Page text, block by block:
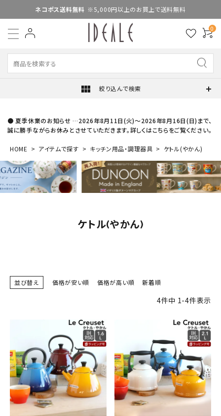
ネコポス送料無料 ※5,000円以上のお買上で送料無料
0
view_module 絞り込んで検索
● 夏季休業のお知らせ …2026年8月11日(火)～2026年8月16日(日)まで、
誠に勝手ながらお休みとさせていただきます。詳しくはこちらをご覧ください。
HOME アイテムで探す キッチン用品・調理器具 ケトル(やかん)
ケトル(やかん)
並び替え 価格が安い順 価格が高い順 新着順
4件中 1-4件表示